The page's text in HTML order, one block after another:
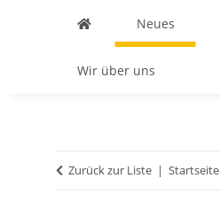
Neues
Wir über uns
Zurück zur Liste Startseite